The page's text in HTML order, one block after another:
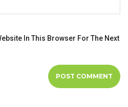
In This Browser For The Next